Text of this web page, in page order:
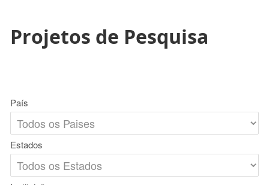
Projetos de Pesquisa
País
Estados